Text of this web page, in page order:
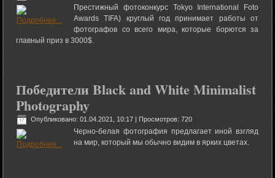
Престижный фотоконкурс Tokyo International Foto
Awards TIFA) круглый год принимает работы от
фотографов со всего мира, которые борются за
главный приз в 3000$.
Победители Black and White Minimalist
Photography
Опубликовано: 01.04.2021, 10:17 | Просмотров: 720
Черно-белая фотография предлагает иной взгляд
на мир, который мы обычно видим в ярких цветах.